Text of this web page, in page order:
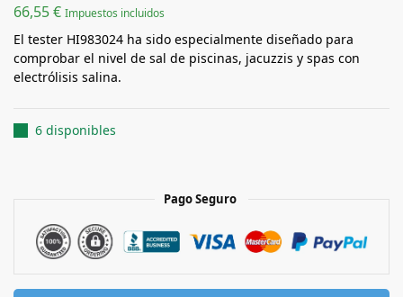
66,55€ Impuestos incluidos
El tester HI983024 ha sido especialmente diseñado para
comprobar el nivel de sal de piscinas, jacuzzis y spas con
electrólisis salina.
6 disponibles
Pago Seguro